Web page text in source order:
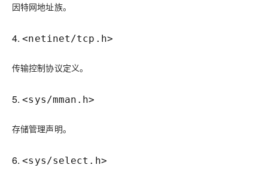
因特网地址族。
4.<netinet/tcp.h>
传输控制协议定义。
5.<sys/mman.h>
存储管理声明。
6.<sys/select.h>